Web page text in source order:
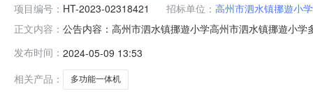
项目编号： HT-2023-02318421 招标单位： 高州市泗水镇挪遊小学
正文内容： 公告内容：高州市泗水镇挪遊小学高州市泗水镇挪遊小
泗水镇挪遊小学联系方式：0668-6860577供应商(乙方)
发布时间： 2024-05-09 13:53
相关产品：
多功能一体机